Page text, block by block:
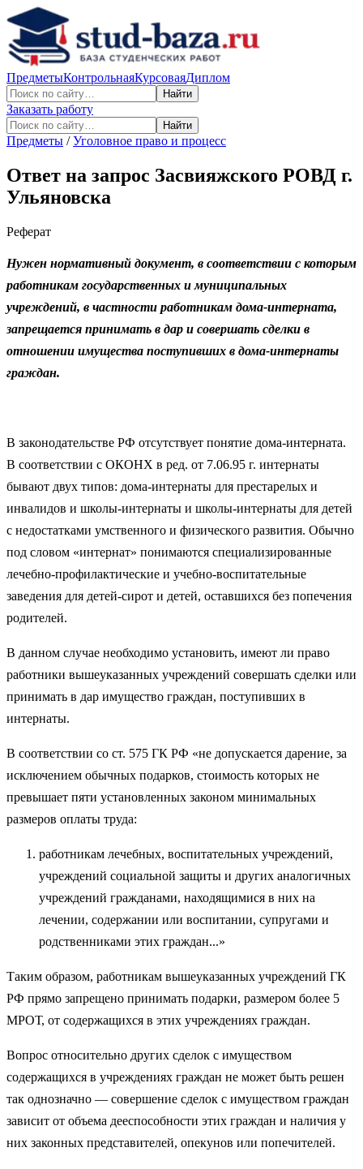
ПредметыКонтрольнаяКурсоваяДиплом
Найти
Заказать работу
Найти
Предметы /Уголовное право и процесс
Ответ на запрос Засвияжского РОВД г.
Ульяновска
Реферат
Нужен нормативный документ, в соответствии с которым
работникам государственных и муниципальных
учреждений, в частности работникам дома-интерната,
запрещается принимать в дар и совершать сделки в
отношении имущества поступивших в дома-интернаты
граждан.
В законодательстве РФ отсутствует понятие дома-интерната.
В соответствии с ОКОНХ в ред. от 7.06.95 г. интернаты
бывают двух типов: дома-интернаты для престарелых и
инвалидов и школы-интернаты и школы-интернаты для детей
с недостатками умственного и физического развития. Обычно
под словом «интернат» понимаются специализированные
лечебно-профилактические и учебно-воспитательные
заведения для детей-сирот и детей, оставшихся без попечения
родителей.
В данном случае необходимо установить, имеют ли право
работники вышеуказанных учреждений совершать сделки или
принимать в дар имущество граждан, поступивших в
интернаты.
В соответствии со ст. 575 ГК РФ «не допускается дарение, за
исключением обычных подарков, стоимость которых не
превышает пяти установленных законом минимальных
размеров оплаты труда:
работникам лечебных, воспитательных учреждений,
учреждений социальной защиты и других аналогичных
учреждений гражданами, находящимися в них на
лечении, содержании или воспитании, супругами и
родственниками этих граждан...»
Таким образом, работникам вышеуказанных учреждений ГК
РФ прямо запрещено принимать подарки, размером более 5
МРОТ, от содержащихся в этих учреждениях граждан.
Вопрос относительно других сделок с имуществом
содержащихся в учреждениях граждан не может быть решен
так однозначно ­— совершение сделок с имуществом граждан
зависит от объема дееспособности этих граждан и наличия у
них законных представителей, опекунов или попечителей.